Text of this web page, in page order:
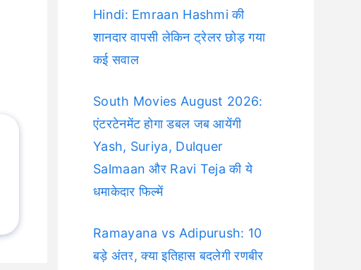
Hindi: Emraan Hashmi की
शानदार वापसी लेकिन ट्रेलर छोड़ गया
कई सवाल
South Movies August 2026:
एंटरटेनमेंट होगा डबल जब आयेंगी
Yash, Suriya, Dulquer
Salmaan और Ravi Teja की ये
धमाकेदार फिल्में
Ramayana vs Adipurush: 10
बड़े अंतर, क्या इतिहास बदलेगी रणबीर